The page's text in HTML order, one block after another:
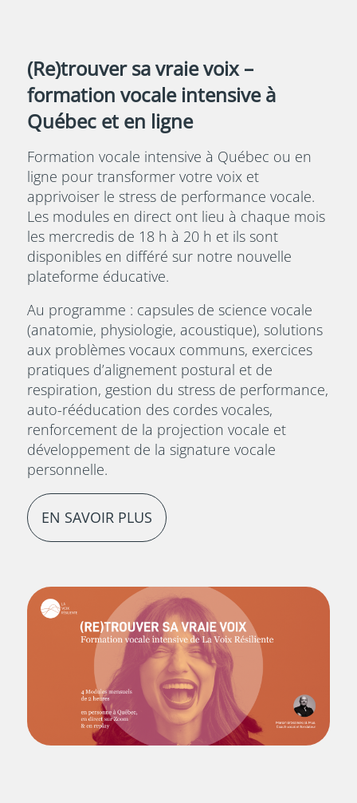
(Re)trouver sa vraie voix –
formation vocale intensive à
Québec et en ligne
Formation vocale intensive à Québec ou en
ligne pour transformer votre voix et
apprivoiser le stress de performance vocale.
Les modules en direct ont lieu à chaque mois
les mercredis de 18 h à 20 h et ils sont
disponibles en différé sur notre nouvelle
plateforme éducative.
Au programme : capsules de science vocale
(anatomie, physiologie, acoustique), solutions
aux problèmes vocaux communs, exercices
pratiques d’alignement postural et de
respiration, gestion du stress de performance,
auto-rééducation des cordes vocales,
renforcement de la projection vocale et
développement de la signature vocale
personnelle.
EN SAVOIR PLUS